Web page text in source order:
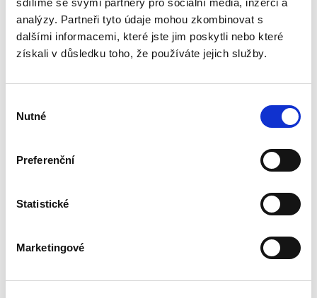
sdílíme se svými partnery pro sociální média, inzerci a
analýzy. Partneři tyto údaje mohou zkombinovat s
dalšími informacemi, které jste jim poskytli nebo které
získali v důsledku toho, že používáte jejich služby.
souhlasu
Nutné
Preferenční
Statistické
Marketingové
Deset let účinnosti
občanského
350,00 Kč
konferenci k deseti letům účinnosti
občanského zákoníku konané v lednu 2024 na
spoluautory jsou soudci...